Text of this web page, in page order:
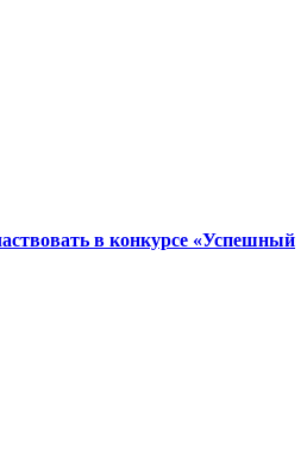
в конкурсе «Успешный